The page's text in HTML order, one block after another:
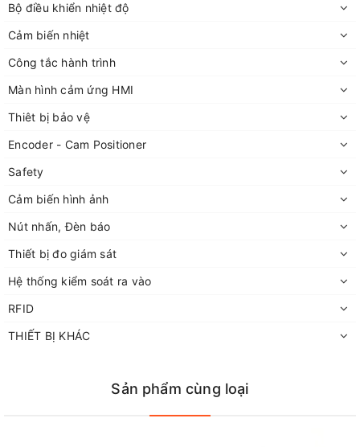
Bộ điều khiển nhiệt độ
Cảm biến nhiệt
Công tắc hành trình
Màn hình cảm ứng HMI
Thiêt bị bảo vệ
Encoder - Cam Positioner
Safety
Cảm biến hình ảnh
Nút nhấn, Đèn báo
Thiết bị đo giám sát
Hệ thống kiểm soát ra vào
RFID
THIẾT BỊ KHÁC
Sản phẩm cùng loại